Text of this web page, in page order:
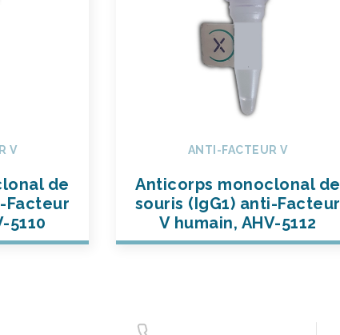
V
de
Facteur
5110
ANTI-FACTEUR V
Anticorps monoclonal de
souris (IgG1) anti-Facteur
V humain, AHV-5112